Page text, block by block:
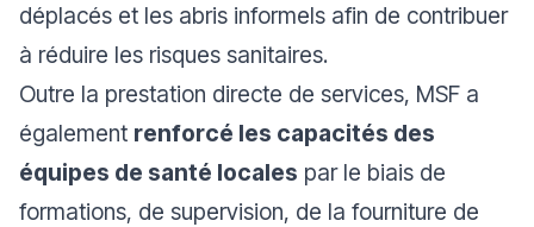
déplacés et les abris informels afin de contribuer
à réduire les risques sanitaires.
Outre la prestation directe de services, MSF a
également renforcé les capacités des
équipes de santé locales par le biais de
formations, de supervision, de la fourniture de